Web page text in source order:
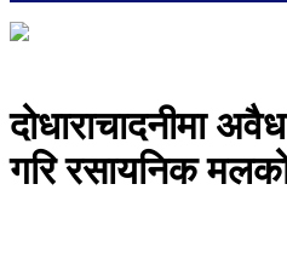
दोधाराचादनीमा
गरि रसायनिक